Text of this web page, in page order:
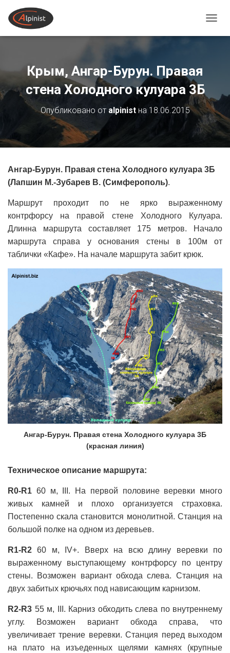
Крым, Ангар-Бурун. Правая
стена Холодного кулуара 3Б
Опубликовано от alpinistна 18.06.2015
Ангар-Бурун. Правая стена Холодного кулуара 3Б
(Лапшин М.-Зубарев В. (Симферополь).
Маршрут проходит по не ярко выраженному
контрфорсу на правой стене Холодного Кулуара.
Длинна маршрута составляет 175 метров. Начало
маршрута справа у основания стены в 100м от
таблички «Кафе». На начале маршрута забит крюк.
Ангар-Бурун. Правая стена Холодного кулуара 3Б
(красная линия)
Техническое описание маршрута:
R0-R1 60 м, III. На первой половине веревки много
живых камней и плохо организуется страховка.
Постепенно скала становится монолитной. Станция на
большой полке на одном из деревьев.
R1-R2 60 м, IV+. Вверх на всю длину веревки по
выраженному выступающему контрфорсу по центру
стены. Возможен вариант обхода слева. Станция на
двух забитых крючьях под нависающим карнизом.
R2-R3 55 м, III. Карниз обходить слева по внутреннему
углу. Возможен вариант обхода справа, что
увеличивает трение веревки. Станция перед выходом
на плато на изъеденных щелями камнях (крупные